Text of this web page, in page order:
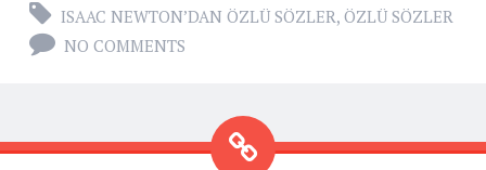
ISAAC NEWTON’DAN ÖZLÜ SÖZLER, ÖZLÜ SÖZLER
NO COMMENTS